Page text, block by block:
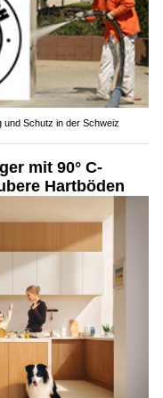
und Schutz in der Schweiz
mit 90° C-
Hartböden